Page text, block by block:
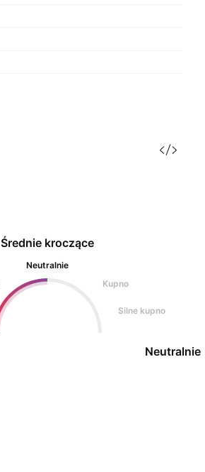
Średnie kroczące
Neutralnie
Kupno
Silne kupno
Neutralnie